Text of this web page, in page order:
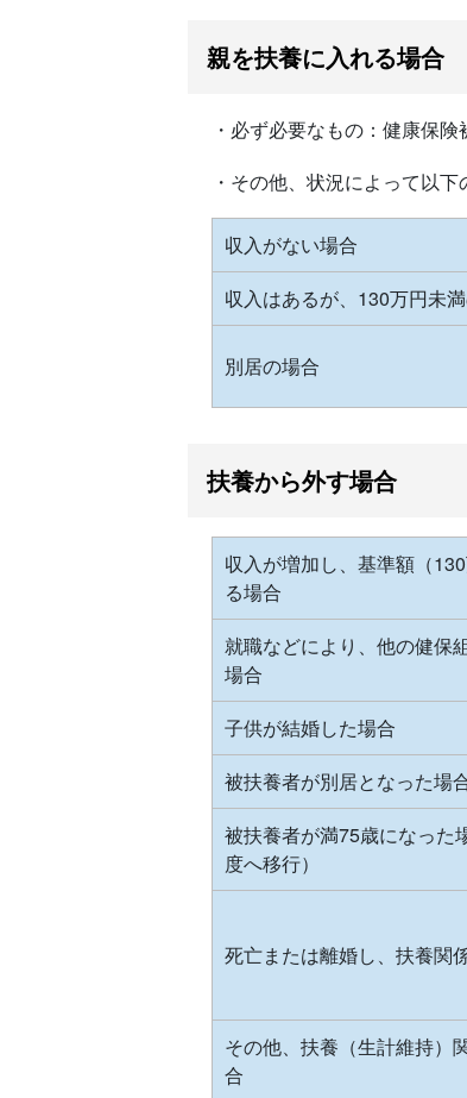
親を扶養に入れる場合
・必ず必要なもの：健康保
・その他、状況によって以下
収入がない場合
収入はあるが、130万円未
別居の場合
扶養から外す場合
収入が増加し、基準額（
る場合
就職などにより、他の健保
場合
子供が結婚した場合
被扶養者が別居となった場
被扶養者が満75歳になった
度へ移行）
死亡または離婚し、扶養関
その他、扶養（生計維持）
合